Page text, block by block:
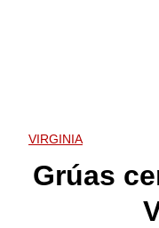
VIRGINIA
Grúas